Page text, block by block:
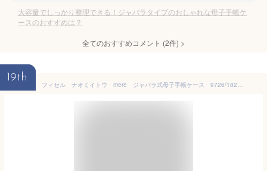
大容量でしっかり整理できる！ジャバラタイプのおしゃれな母子手帳ケ
ースのおすすめは？
全てのおすすめコメント (2件) >
19th
フィセル ナオミイトウ mere ジャバラ式母子手帳ケース 9726/18231039/19131007（大きめサイズ/マルチケース）